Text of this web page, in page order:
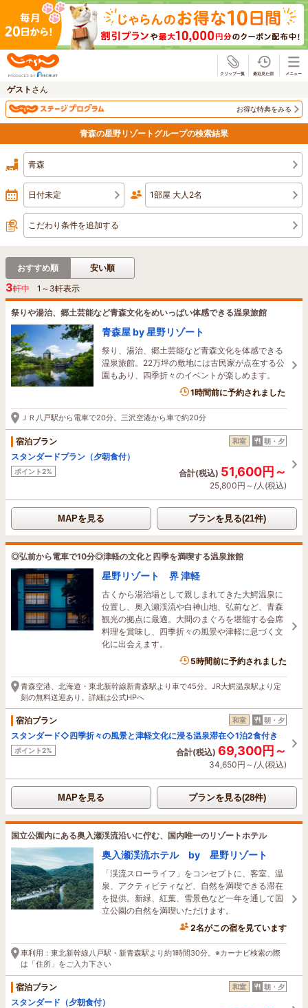
ゲスト さん
お得な特典をみる
青森の星野リゾートグループの検索結果
青森
日付未定 1部屋 大人2名
こだわり条件を追加する
おすすめ順 安い順
3軒中 1 ～ 3軒表示
祭りや湯治、郷土芸能など青森文化をめいっぱい体感できる温泉旅館
青森屋 by 星野リゾート
祭り、湯治、郷土芸能など青森文化を体感できる
温泉旅館。22万坪の敷地には古民家が点在する公
園もあり、四季折々のイベントが楽しめます。
3名がこの宿を見ています
1時間前に予約されました
ＪＲ八戸駅から電車で20分。三沢空港から車で約20分
宿泊プラン 和室 朝・夕
スタンダードプラン（夕朝食付）
ポイント2% 合計(税込) 51,600円～
25,800円～/人(税込)
MAPを見る プランを見る(21件)
◎弘前から電車で10分◎津軽の文化と四季を満喫する温泉旅館
星野リゾート 界 津軽
古くから湯治場として親しまれてきた大鰐温泉に
位置し、奥入瀬渓流や白神山地、弘前など、青森
観光の拠点に最適。大間のまぐろを堪能する会席
料理を賞味し、四季折々の風景や津軽に息づく文
化に出会えます。
5時間前に予約されました
青森空港、北海道・東北新幹線新青森駅より車で45分。JR大鰐温泉駅より定
刻の無料送迎あり。詳細は公式HPへ
宿泊プラン 和室 朝・夕
スタンダード◇四季折々の風景と津軽文化に浸る温泉滞在◇1泊2食付き
ポイント2% 合計(税込) 69,300円～
34,650円～/人(税込)
MAPを見る プランを見る(28件)
国立公園内にある奥入瀬渓流沿いに佇む、国内唯一のリゾートホテル
奥入瀬渓流ホテル by 星野リゾート
「渓流スローライフ」をコンセプトに、客室、温
泉、アクティビティなど、自然を満喫できる滞在
を提供。新緑、紅葉、雪景色など一年を通して国
立公園の自然を満喫いただけます。
2名がこの宿を見ています
車利用：東北新幹線八戸駅・新青森駅より約1時間30分。※カーナビ検索の際
は「住所」をご入力下さい
宿泊プラン 和室 朝・夕
スタンダード（夕朝食付）